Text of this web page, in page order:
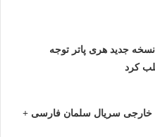
جدید هری پاتر توجه
کرد
خارجی سریال سلمان فارسی +